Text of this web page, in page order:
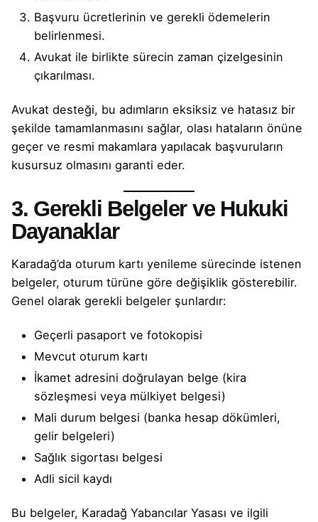
Başvuru ücretlerinin ve gerekli ödemelerin
belirlenmesi.
Avukat ile birlikte sürecin zaman çizelgesinin
çıkarılması.
Avukat desteği, bu adımların eksiksiz ve hatasız bir
şekilde tamamlanmasını sağlar, olası hataların önüne
geçer ve resmi makamlara yapılacak başvuruların
kusursuz olmasını garanti eder.
3. Gerekli Belgeler ve Hukuki
Dayanaklar
Karadağ’da oturum kartı yenileme sürecinde istenen
belgeler, oturum türüne göre değişiklik gösterebilir.
Genel olarak gerekli belgeler şunlardır:
Geçerli pasaport ve fotokopisi
Mevcut oturum kartı
İkamet adresini doğrulayan belge (kira
sözleşmesi veya mülkiyet belgesi)
Mali durum belgesi (banka hesap dökümleri,
gelir belgeleri)
Sağlık sigortası belgesi
Adli sicil kaydı
Bu belgeler, Karadağ Yabancılar Yasası ve ilgili